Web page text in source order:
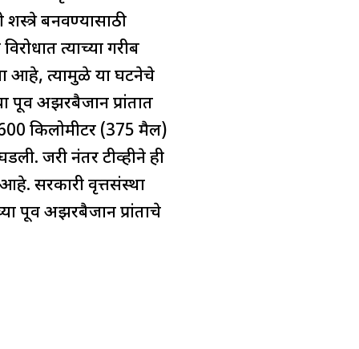
बनवण्यासाठी
त्याच्या गरीब
आहे, त्यामुळे या घटनेचे
अझरबैजान प्रांतात
600 किलोमीटर (375 मैल)
जरी नंतर टीव्हीने ही
सरकारी वृत्तसंस्था
पूर्व अझरबैजान प्रांताचे